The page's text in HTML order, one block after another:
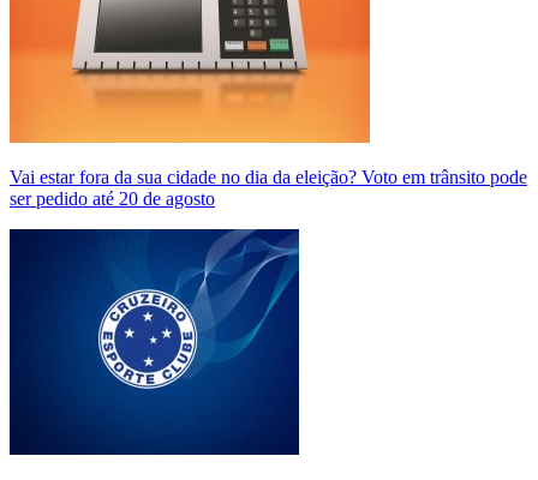
Vai estar fora da sua cidade no dia da eleição? Voto em trânsito pode
ser pedido até 20 de agosto